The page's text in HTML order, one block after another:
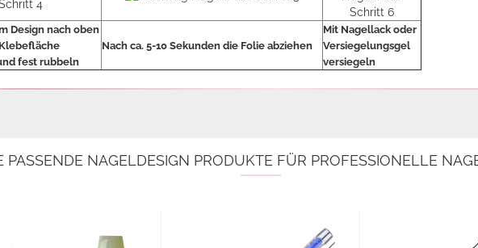
Design nach oben
fest rubbeln
Nach ca. 5-10 Sekunden die Folie abziehen
Mit Nagellack oder
Versiegelungsgel
versiegeln
PASSENDE NAGELDESIGN PRODUKTE FÜR PROFESSIONELLE